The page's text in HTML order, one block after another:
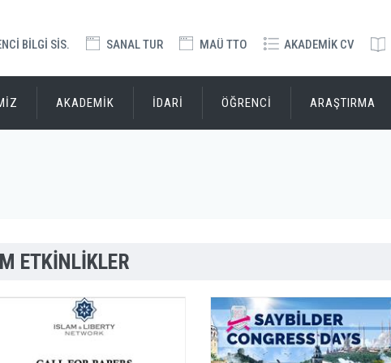
BİLGİ SİS. SANAL TUR MAÜ TTO AKADEMİK CV
AKADEMİK İDARİ ÖĞRENCİ ARAŞTIRMA
ETKİNLİKLER